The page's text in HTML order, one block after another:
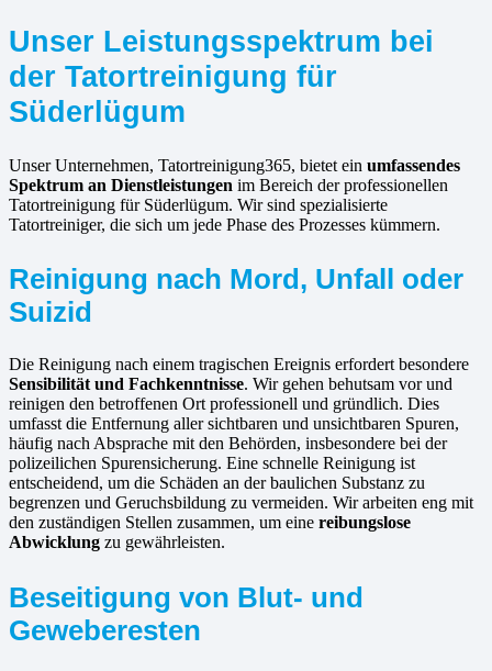
Unser Leistungsspektrum bei
der Tatortreinigung für
Süderlügum
Unser Unternehmen, Tatortreinigung365, bietet ein umfassendes
Spektrum an Dienstleistungen im Bereich der professionellen
Tatortreinigung für Süderlügum. Wir sind spezialisierte
Tatortreiniger, die sich um jede Phase des Prozesses kümmern.
Reinigung nach Mord, Unfall oder
Suizid
Die Reinigung nach einem tragischen Ereignis erfordert besondere
Sensibilität und Fachkenntnisse. Wir gehen behutsam vor und
reinigen den betroffenen Ort professionell und gründlich. Dies
umfasst die Entfernung aller sichtbaren und unsichtbaren Spuren,
häufig nach Absprache mit den Behörden, insbesondere bei der
polizeilichen Spurensicherung. Eine schnelle Reinigung ist
entscheidend, um die Schäden an der baulichen Substanz zu
begrenzen und Geruchsbildung zu vermeiden. Wir arbeiten eng mit
den zuständigen Stellen zusammen, um eine reibungslose
Abwicklung zu gewährleisten.
Beseitigung von Blut- und
Geweberesten